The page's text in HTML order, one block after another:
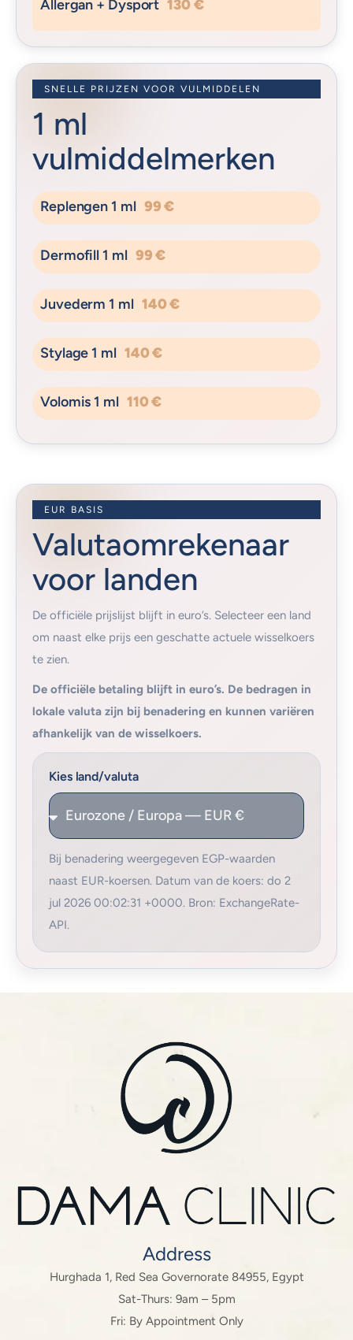
Allergan + Dysport 130 €
SNELLE PRIJZEN VOOR VULMIDDELEN
1 ml
vulmiddelmerken
Replengen 1 ml 99 €
Dermofill 1 ml 99 €
Juvederm 1 ml 140 €
Stylage 1 ml 140 €
Volomis 1 ml 110 €
EUR BASIS
Valutaomrekenaar
voor landen
De officiële prijslijst blijft in euro’s. Selecteer een land
om naast elke prijs een geschatte actuele wisselkoers
te zien.
De officiële betaling blijft in euro’s. De bedragen in
lokale valuta zijn bij benadering en kunnen variëren
afhankelijk van de wisselkoers.
Kies land/valuta
Bij benadering weergegeven EGP-waarden
naast EUR-koersen. Datum van de koers: do 2
jul 2026 00:02:31 +0000. Bron: ExchangeRate-
API.
Address
Hurghada 1, Red Sea Governorate 84955, Egypt
Sat-Thurs: 9am – 5pm
Fri: By Appointment Only